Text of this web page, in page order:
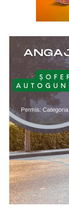
pentru
Wiesel”. Elie
Holocaustului,
un activist în
la 10.X.2005,
„Zilei
* Cu 19 ani în
Mars Lander,
apei pe planeta
Phoenix, este o
explorării
explorării
Misiunea
2007 și a
fi trebuit să
de zile